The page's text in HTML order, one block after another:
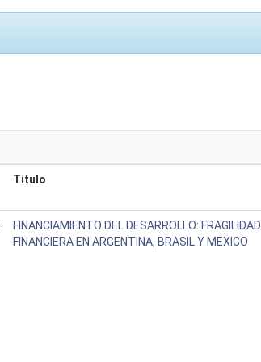
Título
FINANCIAMIENTO DEL DESARROLLO: FRAGILIDAD
FINANCIERA EN ARGENTINA, BRASIL Y MEXICO